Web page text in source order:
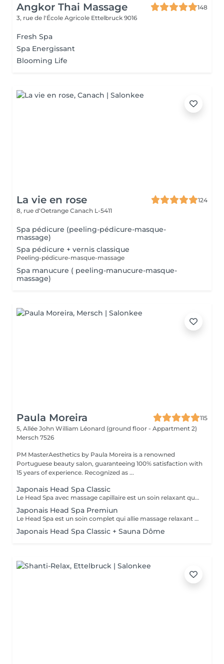
Angkor Thai Massage
148
3, rue de l'École Agricole Ettelbruck 9016
Fresh Spa
Spa Energissant
Blooming Life
La vie en rose
124
8, rue d‘Oetrange Canach L-5411
Spa pédicure (peeling-pédicure-masque-
massage)
Spa pédicure + vernis classique
Peeling-pédicure-masque-massage
Spa manucure ( peeling-manucure-masque-
massage)
Paula Moreira
115
5, Allée John William Léonard (ground floor - Appartment 2)
Mersch 7526
PM MasterAesthetics by Paula Moreira is a renowned
Portuguese beauty salon, guaranteeing 100% satisfaction with
15 years of experience. Recognized as ...
Japonais Head Spa Classic
Le Head Spa avec massage capillaire est un soin relaxant qui se concentre sur le bien-être du cuir chevelu et des cheveux. Le massage améliore la circulation sanguine, soulage les tensions, stimule la croissance des cheveux et procure une sensation de détente profonde. Idéal pour ceux qui cherchent à réduire le stress et à prendre soin de la santé capillaire de manière naturelle et efficace. La durée du service est personnalisée en fonction des besoins de chaque cliente, incluant la préparation, le soin, la désinstallation, un moment de détente autour d'un thé et le séchage des cheveux.
Japonais Head Spa Premiun
Le Head Spa est un soin complet qui allie massage relaxant et nettoyage de la peau, offrant un moment de bien-être et de renouveau. Le massage du cuir chevelu soulage les tensions, améliore la circulation sanguine et stimule la croissance des cheveux, tandis que le nettoyage de la peau élimine les impuretés, apportant fraîcheur et éclat. Idéal pour ceux qui recherchent un soulagement du stress, une revitalisation et des soins pour le corps et le visage. La durée du service est personnalisée en fonction des besoins de chaque cliente, incluant la préparation, le soin, la désinstallation, un moment de détente autour d'un thé et le séchage des cheveux.
Japonais Head Spa Classic + Sauna Dôme